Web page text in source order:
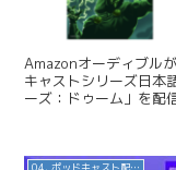
Amazonオーディブル
キャストシリーズ日本
ーズ：ドゥーム」を配
04. ポッドキャスト配信・制作等